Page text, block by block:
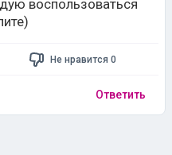
воспользоваться
Не нравится 0
Ответить